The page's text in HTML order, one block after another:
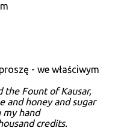
- we właściwym
the Fount of Kausar,
and honey and sugar
my hand
credits.